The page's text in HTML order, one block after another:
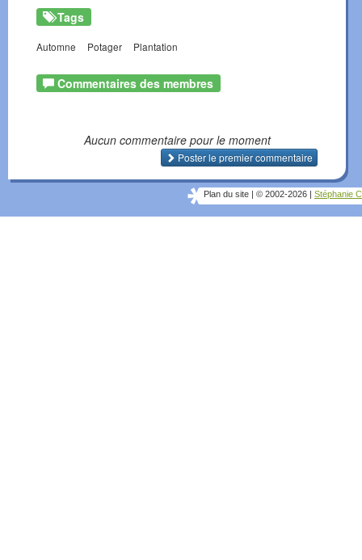
Tags
Automne Potager Plantation
Commentaires des membres
Aucun commentaire pour le moment
Poster le premier commentaire
Plan du site | © 2002-2026 | Stéphanie C